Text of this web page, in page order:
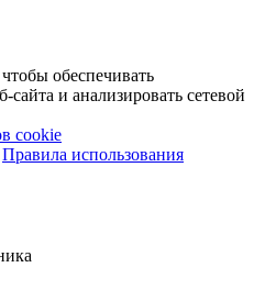
обеспечивать
и анализировать сетевой
cookie
Правила использования